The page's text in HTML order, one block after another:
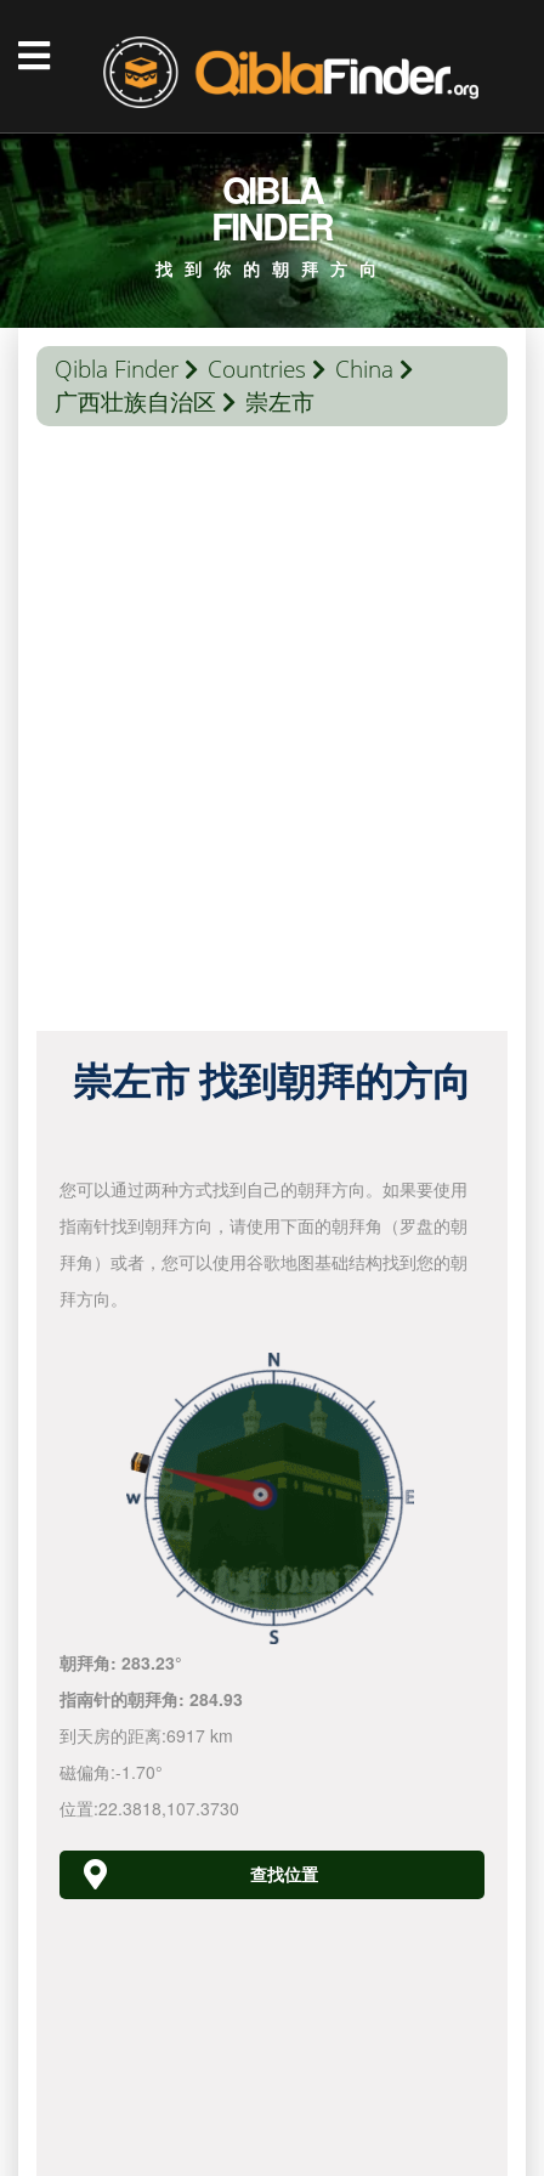
QIBLA
FINDER
找到你的朝拜方向
Qibla Finder Countries
China
广西壮族自治区
崇左市
崇左市 找到朝拜的方向
您可以通过两种方式找到自己的朝拜方向。如果要使用
指南针找到朝拜方向，请使用下面的朝拜角（罗盘的朝
拜角）或者，您可以使用谷歌地图基础结构找到您的朝
拜方向。
朝拜角:283.23°
指南针的朝拜角:284.93
到天房的距离:6917 km
磁偏角:-1.70°
位置:22.3818,107.3730
查找位置